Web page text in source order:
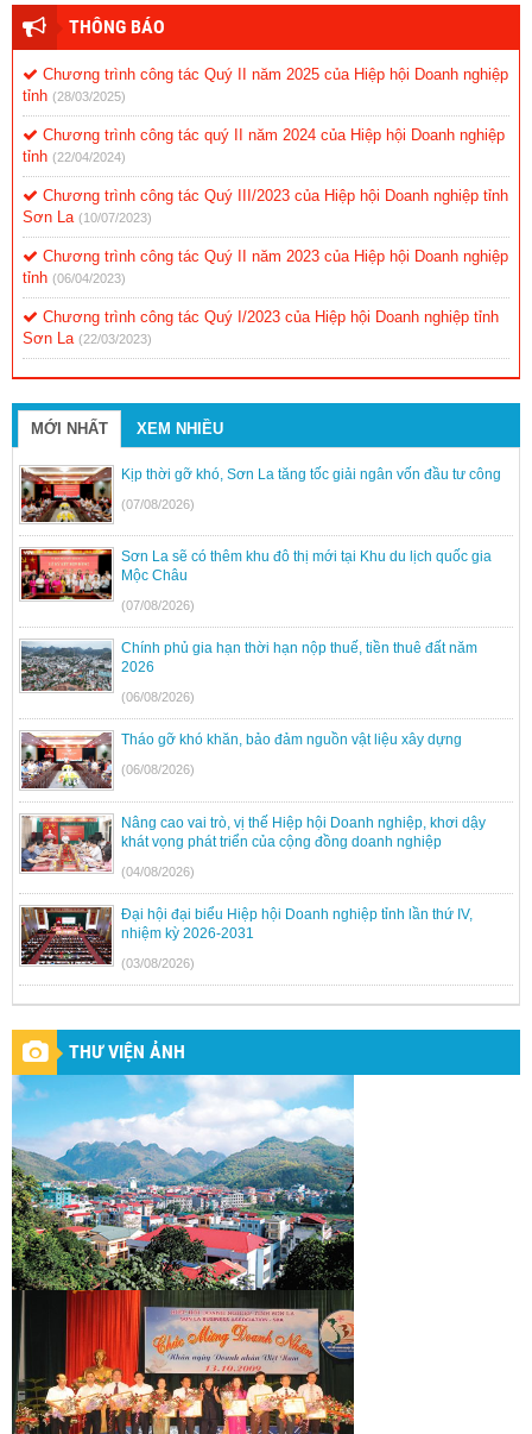
THÔNG BÁO
Chương trình công tác Quý II năm 2025 của Hiệp hội Doanh nghiệp
tỉnh (28/03/2025)
Chương trình công tác quý II năm 2024 của Hiệp hội Doanh nghiệp
tỉnh (22/04/2024)
Chương trình công tác Quý III/2023 của Hiệp hội Doanh nghiệp tỉnh
Sơn La (10/07/2023)
Chương trình công tác Quý II năm 2023 của Hiệp hội Doanh nghiệp
tỉnh (06/04/2023)
Chương trình công tác Quý I/2023 của Hiệp hội Doanh nghiệp tỉnh
Sơn La (22/03/2023)
MỚI NHẤT XEM NHIỀU
Kịp thời gỡ khó, Sơn La tăng tốc giải ngân vốn đầu tư công
(07/08/2026)
Sơn La sẽ có thêm khu đô thị mới tại Khu du lịch quốc gia
Mộc Châu
(07/08/2026)
Chính phủ gia hạn thời hạn nộp thuế, tiền thuê đất năm
2026
(06/08/2026)
Tháo gỡ khó khăn, bảo đảm nguồn vật liệu xây dựng
(06/08/2026)
Nâng cao vai trò, vị thế Hiệp hội Doanh nghiệp, khơi dậy
khát vọng phát triển của cộng đồng doanh nghiệp
(04/08/2026)
Đại hội đại biểu Hiệp hội Doanh nghiệp tỉnh lần thứ IV,
nhiệm kỳ 2026-2031
(03/08/2026)
THƯ VIỆN ẢNH